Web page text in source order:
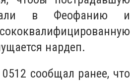
в Феофанию и
нардеп.
сообщал ранее, что